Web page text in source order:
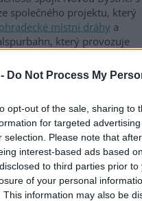
Do Not Process My
opt-out of the sale, sharing
for targeted
selection. Please note that
interest-based ads based
to third parties prior
of your personal
This information may also be
společného projektu, který
místní dráhy a
který provozuje
investorům
zóně Kladno-Východ hodlá
spolu s majitelem části
Stahlzentrum-Ost (SZO),
ČIA o tom
a zástupci společnosti